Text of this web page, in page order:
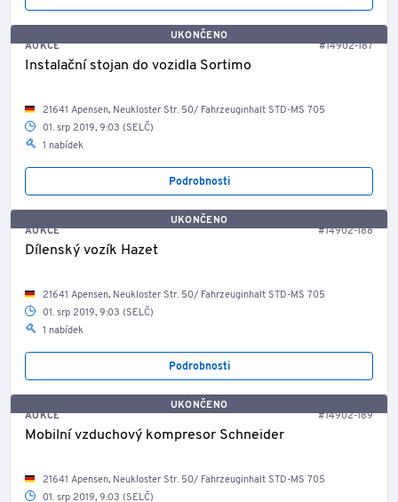
UKONČENO
AUKCE
#14902-187
Instalační stojan do vozidla Sortimo
21641 Apensen, Neukloster Str. 50/ Fahrzeuginhalt STD-MS 705
01. srp 2019, 9:03 (SELČ)
1 nabídek
Podrobnosti
UKONČENO
AUKCE
#14902-188
Dílenský vozík Hazet
21641 Apensen, Neukloster Str. 50/ Fahrzeuginhalt STD-MS 705
01. srp 2019, 9:03 (SELČ)
1 nabídek
Podrobnosti
UKONČENO
AUKCE
#14902-189
Mobilní vzduchový kompresor Schneider
21641 Apensen, Neukloster Str. 50/ Fahrzeuginhalt STD-MS 705
01. srp 2019, 9:03 (SELČ)